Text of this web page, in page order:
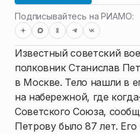
Подписывайтесь на РИАМО:
Известный советский
полковник Станислав
в Москве. Тело нашли в
на набережной, где
Советского Союза,
Петрову было 87 лет.